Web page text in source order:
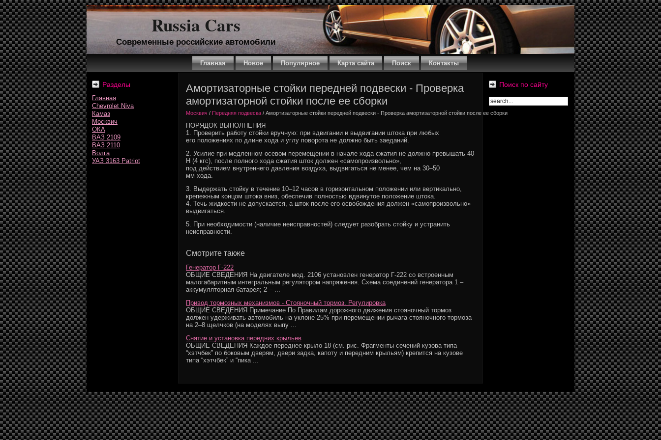
Russia Cars
Современные российские автомобили
Главная Новое Популярное Карта сайта Поиск Контакты
Разделы
Главная
Chevrolet Niva
Камаз
Москвич
ОКА
ВАЗ 2109
ВАЗ 2110
Волга
УАЗ 3163 Patriot
Амортизаторные стойки передней подвески - Проверка
амортизаторной стойки после ее сборки
Москвич / Передняя подвеска / Амортизаторные стойки передней подвески - Проверка амортизаторной стойки после ее сборки
ПОРЯДОК ВЫПОЛНЕНИЯ
1. Проверить работу стойки вручную: при вдвигании и выдвигании штока при любых
его положениях по длине хода и углу поворота не должно быть заеданий.
2. Усилие при медленном осевом перемещении в начале хода сжатия не должно превышать 40
Н (4 кгс), после полного хода сжатия шток должен «самопроизвольно»,
под действием внутреннего давления воздуха, выдвигаться не менее, чем на 30–50
мм хода.
3. Выдержать стойку в течение 10–12 часов в горизонтальном положении или вертикально,
крепежным концом штока вниз, обеспечив полностью вдвинутое положение штока.
4. Течь жидкости не допускается, а шток после его освобождения должен «самопроизвольно»
выдвигаться.
5. При необходимости (наличие неисправностей) следует разобрать стойку и устранить
неисправности.
Смотрите также
Генератор Г-222
ОБЩИЕ СВЕДЕНИЯ На двигателе мод. 2106 установлен генератор Г-222 со встроенным
малогабаритным интегральным регулятором напряжения. Схема соединений генератора 1 –
аккумуляторная батарея; 2 – ...
Привод тормозных механизмов - Стояночный тормоз. Регулировка
ОБЩИЕ СВЕДЕНИЯ Примечание По Правилам дорожного движения стояночный тормоз
должен удерживать автомобиль на уклоне 25% при перемещении рычага стояночного тормоза
на 2–8 щелчков (на моделях выпу ...
Снятие и установка передних крыльев
ОБЩИЕ СВЕДЕНИЯ Каждое переднее крыло 18 (см. рис. Фрагменты сечений кузова типа
“хэтчбек” по боковым дверям, двери задка, капоту и передним крыльям) крепится на кузове
типа “хэтчбек” и “пика ...
Поиск по сайту